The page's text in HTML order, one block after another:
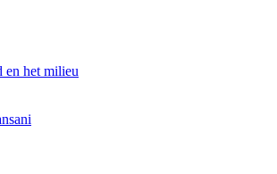
en het milieu